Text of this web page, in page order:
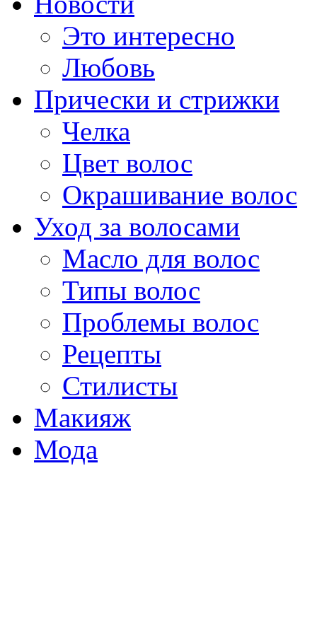
Это интересно
Любовь
Прически и стрижки
Челка
Цвет волос
Окрашивание волос
Уход за волосами
Масло для волос
Типы волос
Проблемы волос
Рецепты
Стилисты
Макияж
Мода